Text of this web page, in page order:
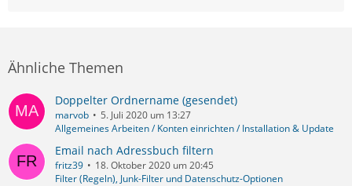
Ähnliche Themen
Doppelter Ordnername (gesendet)
marvob
5. Juli 2020 um 13:27
Allgemeines Arbeiten / Konten einrichten / Installation & Update
Email nach Adressbuch filtern
fritz39
18. Oktober 2020 um 20:45
Filter (Regeln), Junk-Filter und Datenschutz-Optionen